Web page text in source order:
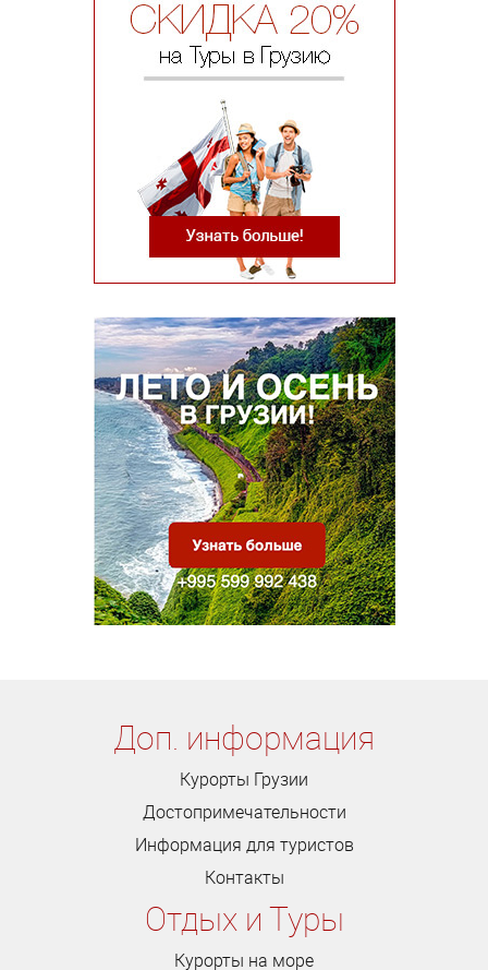
Доп. информация
Курорты Грузии
Достопримечательности
Информация для туристов
Контакты
Отдых и Туры
Курорты на море